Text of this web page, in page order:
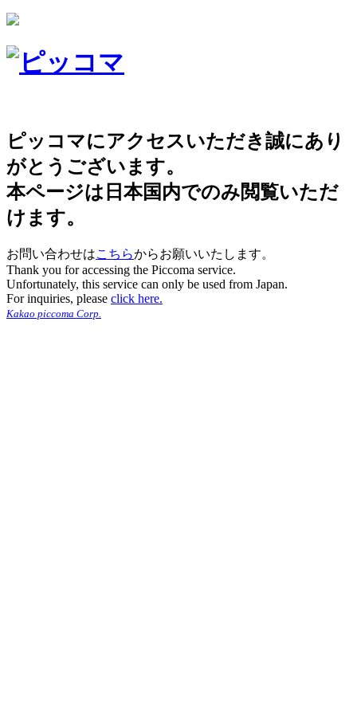
ピッコマにアクセスいただき誠にあり
がとうございます。
本ページは日本国内でのみ閲覧いただ
けます。
お問い合わせはこちらからお願いいたします。
Thank you for accessing the Piccoma service.
Unfortunately, this service can only be used from Japan.
For inquiries, please click here.
Kakao piccoma Corp.